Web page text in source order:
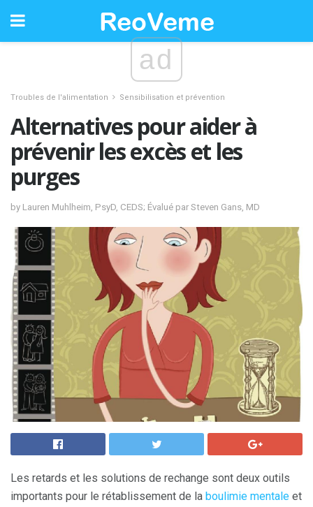
ad
Troubles de l'alimentation Sensibilisation et prévention
Alternatives pour aider à
prévenir les excès et les
purges
by Lauren Muhlheim, PsyD, CEDS; Évalué par Steven Gans, MD
Les retards et les solutions de rechange sont deux outils
importants pour le rétablissement de la boulimie mentale et